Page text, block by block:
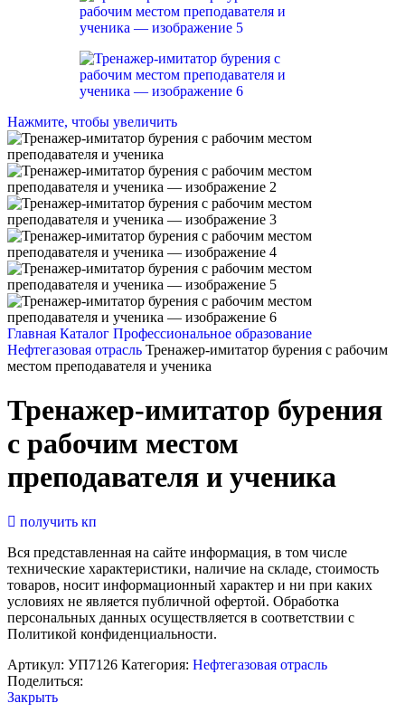
Нажмите, чтобы увеличить
Главная Каталог Профессиональное образование
Нефтегазовая отрасль Тренажер-имитатор бурения с рабочим
местом преподавателя и ученика
Тренажер-имитатор бурения
с рабочим местом
преподавателя и ученика
получить кп
Вся представленная на сайте информация, в том числе
технические характеристики, наличие на складе, стоимость
товаров, носит информационный характер и ни при каких
условиях не является публичной офертой. Обработка
персональных данных осуществляется в соответствии с
Политикой конфиденциальности.
Артикул: УП7126 Категория: Нефтегазовая отрасль
Поделиться:
Закрыть